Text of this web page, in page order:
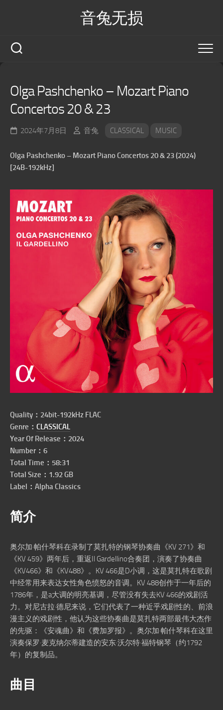
音兔无损
Olga Pashchenko – Mozart Piano
Concertos 20 & 23
2024年7月8日 音兔 CLASSICAL MUSIC
Olga Pashchenko – Mozart Piano Concertos 20 & 23 (2024)
[24B-192kHz]
Quality：24bit-192kHz FLAC
Genre： CLASSICAL
Year Of Release：2024
Number：6
Total Time：58:31
Total Size：1.92 GB
Label：Alpha Classics
简介
奥尔加·帕什琴科在录制了莫扎特的钢琴协奏曲《KV 271》和
《KV 459》两年后，重返Il Gardellino合奏团，演奏了协奏曲
《KV466》和《KV488》。KV 466是D小调，这是莫扎特在歌剧
中经常用来表达女性角色愤怒的音调。KV 488创作于一年后的
1786年，是a大调的明亮基调，尽管没有失去KV 466的戏剧活
力。对尼古拉·德尼来说，它们代表了一种近乎戏剧性的、前浪
漫主义的戏剧性，他认为这些协奏曲是莫扎特两部最伟大杰作
的先驱：《安魂曲》和《费加罗报》。奥尔加·帕什琴科在这里
演奏保罗·麦克纳尔蒂建造的安东·沃尔特·福特钢琴（约1792
年）的复制品。
曲目